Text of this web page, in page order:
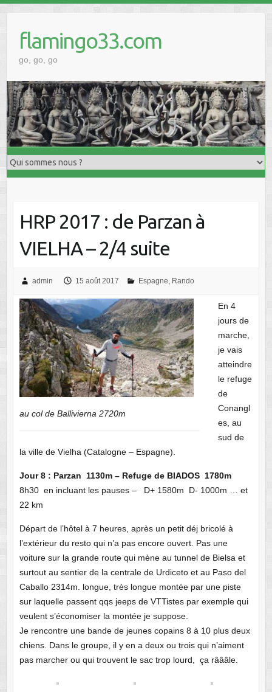
contentflamingo33.com
go, go, go
HRP 2017 : de Parzan à
VIELHA – 2/4 suite
admin 15 août 2017 Espagne, Rando
au col de Ballivierna 2720m
En 4
jours de
marche,
je vais
atteindre
le refuge
de
Conangl
es, au
sud de
la ville de Vielha (Catalogne – Espagne).
Jour 8 : Parzan 1130m – Refuge de BIADOS 1780m
8h30 en incluant les pauses – D+ 1580m D- 1000m … et
22 km
Départ de l’hôtel à 7 heures, après un petit déj bricolé à
l’extérieur du resto qui n’a pas encore ouvert. Pas une
voiture sur la grande route qui mène au tunnel de Bielsa et
surtout au sentier de la centrale de Urdiceto et au Paso del
Caballo 2314m. longue, très longue montée par une piste
sur laquelle passent qqs jeeps de VTTistes par exemple qui
veulent s’économiser la montée je suppose.
Je rencontre une bande de jeunes copains 8 à 10 plus deux
chiens. Dans le groupe, il y en a deux ou trois qui n’aiment
pas marcher ou qui trouvent le sac trop lourd, ça râââle.